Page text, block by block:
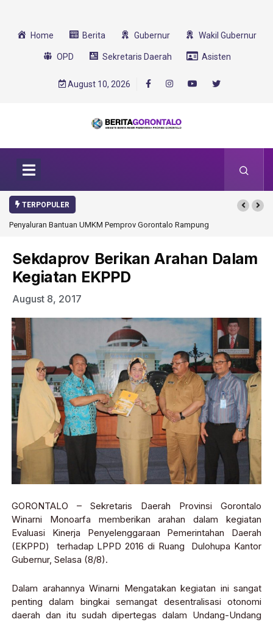
Home Berita Gubernur Wakil Gubernur
OPD Sekretaris Daerah Asisten
August 10, 2026
TERPOPULER
Bantuan UMKM Pemprov Gorontalo RampungGorontalo Ikut
Sekdaprov Berikan Arahan Dalam
Kegiatan EKPPD
August 8, 2017
GORONTALO – Sekretaris Daerah Provinsi Gorontalo
Winarni Monoarfa memberikan arahan dalam kegiatan
Evaluasi Kinerja Penyelenggaraan Pemerintahan Daerah
(EKPPD) terhadap LPPD 2016 di Ruang Dulohupa Kantor
Gubernur, Selasa (8/8).
Dalam arahannya Winarni Mengatakan kegiatan ini sangat
penting dalam bingkai semangat desentralisasi otonomi
daerah dan itu sudah dipertegas dalam Undang-Undang